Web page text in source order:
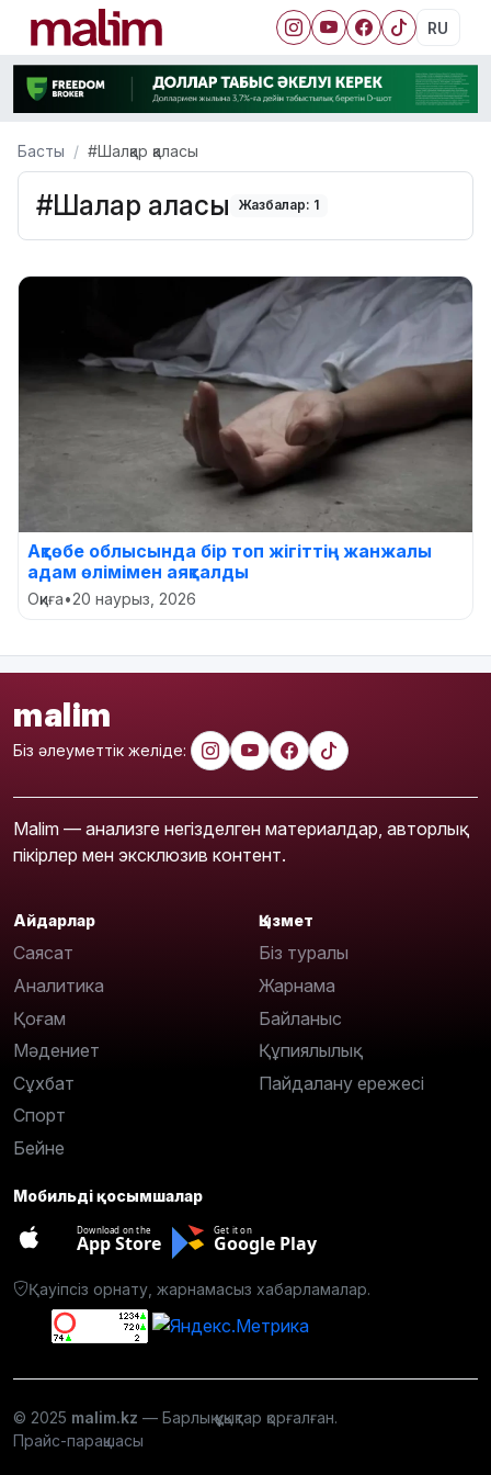
RU
Басты #Шалқар қаласы
#Шалқар қаласы Жазбалар: 1
Ақтөбе облысында бір топ жігіттің жанжалы
адам өлімімен аяқталды
Оқиға•20 наурыз, 2026
malim
Біз әлеуметтік желіде:
Malim — анализге негізделген материалдар, авторлық
пікірлер мен эксклюзив контент.
Айдарлар
Саясат
Аналитика
Қоғам
Мәдениет
Сұхбат
Спорт
Бейне
Қызмет
Біз туралы
Жарнама
Байланыс
Құпиялылық
Пайдалану ережесі
Мобильді қосымшалар
Download on the
App Store
Get it on
Google Play
Қауіпсіз орнату, жарнамасыз хабарламалар.
© 2025 malim.kz — Барлық құқықтар қорғалған.
Прайс-парақшасы